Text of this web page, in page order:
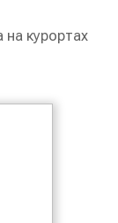
курортах